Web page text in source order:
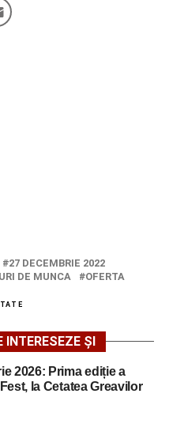
27 DECEMBRIE 2022
DE MUNCA OFERTA
ȘI
2026: Prima ediție a
la Cetatea Greavilor